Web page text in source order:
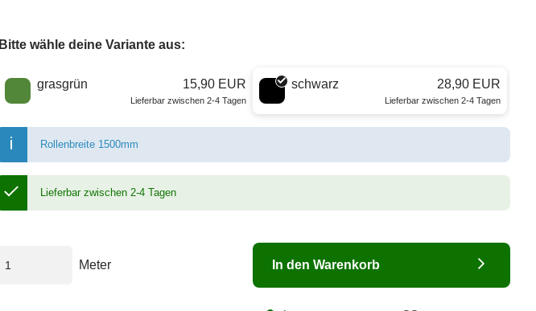
Bitte wähle deine Variante aus:
Wähle eine Farbe
grasgrün 15,90 EUR
Lieferbar zwischen 2-4 Tagen
schwarz 28,90 EUR
Lieferbar zwischen 2-4 Tagen
Rollenbreite 1500mm
Lieferbar zwischen 2-4 Tagen
Meter In den Warenkorb